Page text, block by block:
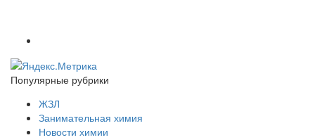
Популярные рубрики
ЖЗЛ
Занимательная химия
Новости химии